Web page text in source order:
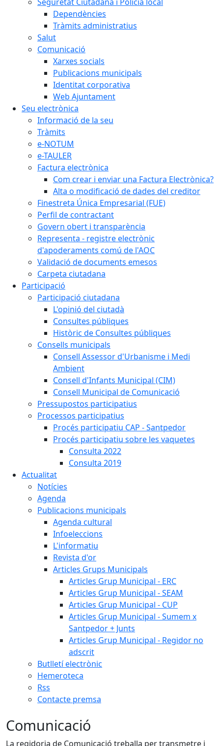
Dependències
Tràmits administratius
Salut
Comunicació
Xarxes socials
Publicacions municipals
Identitat corporativa
Web Ajuntament
Seu electrònica
Informació de la seu
Tràmits
e-NOTUM
e-TAULER
Factura electrònica
Com crear i enviar una Factura Electrònica?
Alta o modificació de dades del creditor
Finestreta Única Empresarial (FUE)
Perfil de contractant
Govern obert i transparència
Representa - registre electrònic
d'apoderaments comú de l'AOC
Validació de documents emesos
Carpeta ciutadana
Participació
Participació ciutadana
L'opinió del ciutadà
Consultes públiques
Històric de Consultes públiques
Consells municipals
Consell Assessor d'Urbanisme i Medi
Ambient
Consell d'Infants Municipal (CIM)
Consell Municipal de Comunicació
Pressupostos participatius
Processos participatius
Procés participatiu CAP - Santpedor
Procés participatiu sobre les vaquetes
Consulta 2022
Consulta 2019
Actualitat
Notícies
Agenda
Publicacions municipals
Agenda cultural
Infoeleccions
L'informatiu
Revista d'or
Articles Grups Municipals
Articles Grup Municipal - ERC
Articles Grup Municipal - SEAM
Articles Grup Municipal - CUP
Articles Grup Municipal - Sumem x
Santpedor + Junts
Articles Grup Municipal - Regidor no
adscrit
Butlletí electrònic
Hemeroteca
Rss
Contacte premsa
Comunicació
La regidoria de Comunicació treballa per transmetre i